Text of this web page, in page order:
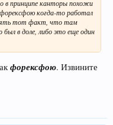
в принципе канторы похожи
когда-то работал
тот факт, что там
в доле, либо это еще один
форексфою. Извините